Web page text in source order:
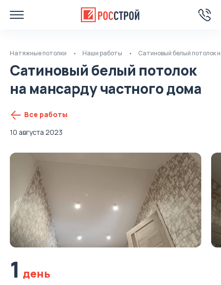
Натяжные потолки Наши работы Сатиновый белый потолок
Сатиновый белый потолок
на мансарду частного дома
Все работы
10 августа 2023
1 день